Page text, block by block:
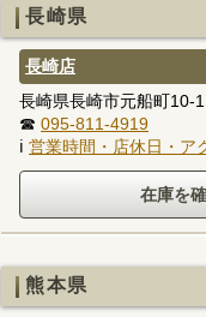
長崎県
長崎店
長崎県長崎市元船町10-
☎ 095-811-4919
ℹ 営業時間・店休日・ア
熊本県